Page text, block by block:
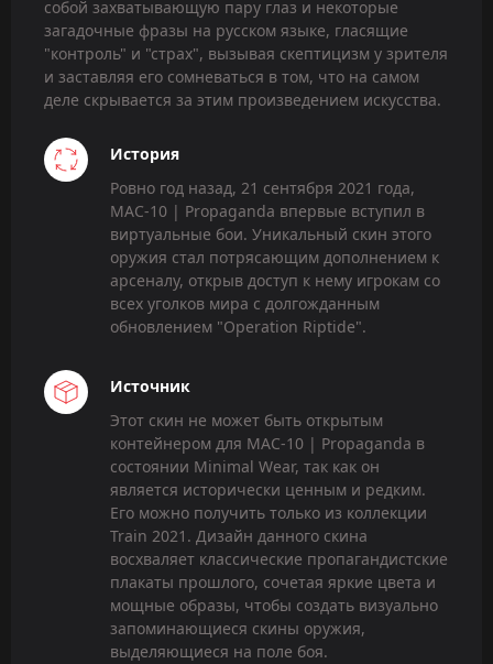
собой захватывающую пару глаз и некоторые
загадочные фразы на русском языке, гласящие
"контроль" и "страх", вызывая скептицизм у зрителя
и заставляя его сомневаться в том, что на самом
деле скрывается за этим произведением искусства.
История
Ровно год назад, 21 сентября 2021 года,
MAC-10 | Propaganda впервые вступил в
виртуальные бои. Уникальный скин этого
оружия стал потрясающим дополнением к
арсеналу, открыв доступ к нему игрокам со
всех уголков мира с долгожданным
обновлением "Operation Riptide".
Источник
Этот скин не может быть открытым
контейнером для MAC-10 | Propaganda в
состоянии Minimal Wear, так как он
является исторически ценным и редким.
Его можно получить только из коллекции
Train 2021. Дизайн данного скина
восхваляет классические пропагандистские
плакаты прошлого, сочетая яркие цвета и
мощные образы, чтобы создать визуально
запоминающиеся скины оружия,
выделяющиеся на поле боя.